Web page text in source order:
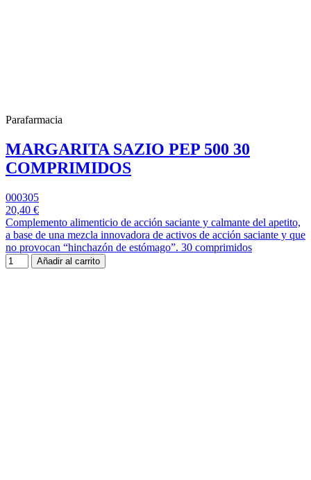
Parafarmacia
MARGARITA SAZIO PEP 500 30
COMPRIMIDOS
000305
20,40 €
Complemento alimenticio de acción saciante y calmante del apetito,
a base de una mezcla innovadora de activos de acción saciante y que
no provocan “hinchazón de estómago”. 30 comprimidos
Añadir al carrito